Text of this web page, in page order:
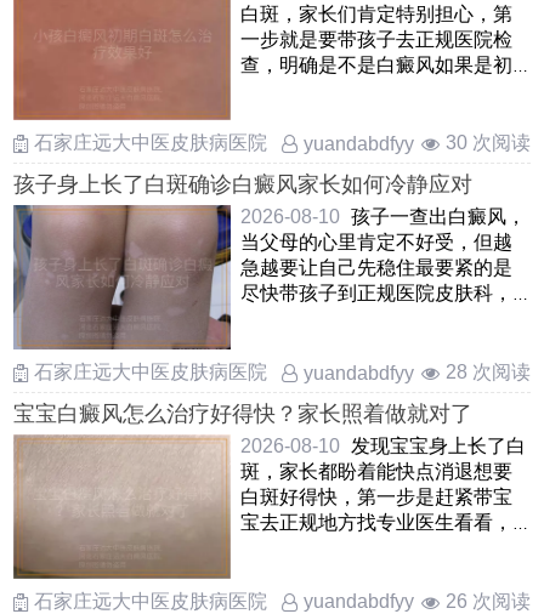
白斑，家长们肯定特别担心，第
一步就是要带孩子去正规医院检
查，明确是不是白癜风如果是初
石家庄远大中医皮肤病医院
yuandabdfyy 30 次阅读
孩子身上长了白斑确诊白癜风家长如何冷静应对
2026-08-10 孩子一查出白癜风，
当父母的心里肯定不好受，但越
急越要让自己先稳住最要紧的是
尽快带孩子到正规医院皮肤科，
石家庄远大中医皮肤病医院 yuandabdfyy 28 次阅读
宝宝白癜风怎么治疗好得快？家长照着做就对了
2026-08-10 发现宝宝身上长了白
斑，家长都盼着能快点消退想要
白斑好得快，第一步是赶紧带宝
宝去正规地方找专业医生看看，
石家庄远大中医皮肤病医院
yuandabdfyy 26 次阅读